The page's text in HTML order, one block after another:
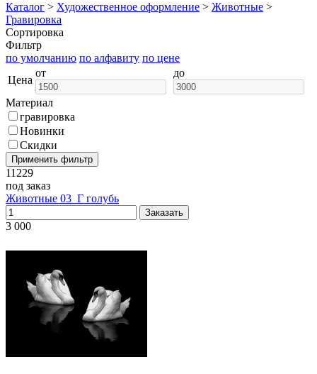
Каталог > Художественное оформление > Животные >
Гравировка
Сортировка
Фильтр
по умолчанию по алфавиту по цене
Цена
от до
Материал
гравировка
Новинки
Скидки
11229
под заказ
Животные 03_Г голубь
3 000